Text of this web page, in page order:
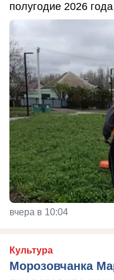
полугодие 2026 года
вчера в 10:04
Культура
Морозовчанка